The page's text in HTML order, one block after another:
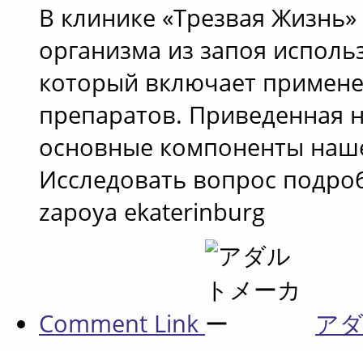
В клинике «Трезвая
организма из запоя
который включает
препаратов. Приведенная
основные компоненты
Исследовать вопрос
zapoya ekaterinburg
Comment Link
ア